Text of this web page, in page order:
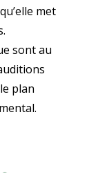
met
sont au
plan